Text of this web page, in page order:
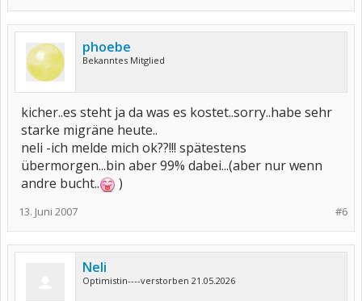
phoebe
Bekanntes Mitglied
kicher..es steht ja da was es kostet..sorry..habe sehr
starke migräne heute..
neli -ich melde mich ok??!!! spätestens
übermorgen...bin aber 99% dabei...(aber nur wenn
andre bucht..
)
#6
13. Juni 2007
Neli
Optimistin----verstorben 21.05.2026